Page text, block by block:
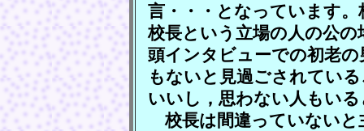
言・・・となっています
校長という立場の人の公
頭インタビューでの初老
もないと見過ごされてい
いいし，思わない人もい
校長は間違っていないと